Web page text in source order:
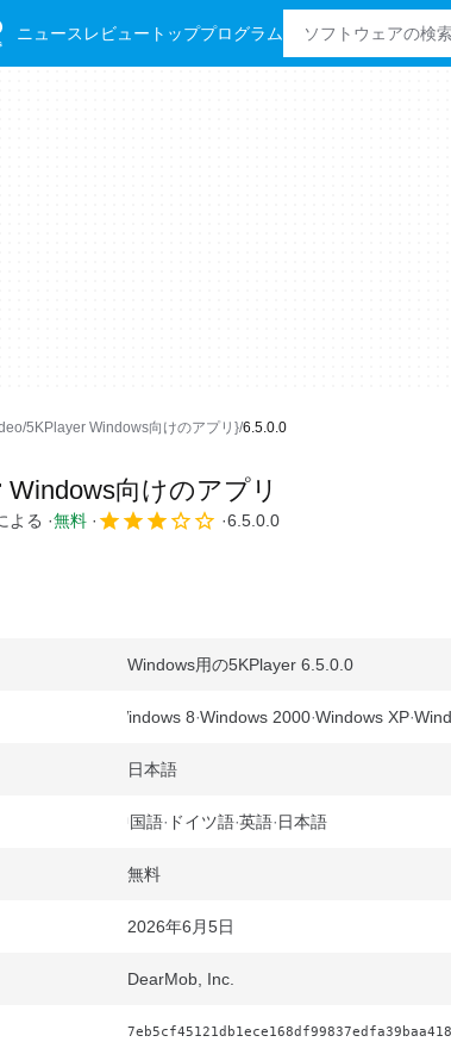
ニュース レビュー トッププログラム
5KPlayer Windows向けのアプリ} 6.5.0.0
Windows向けのアプリ
よる 無料 6.5.0.0
Windows用の5KPlayer 6.5.0.0
Windows 8 Windows 2000 Windows XP
日本語
中国語 ドイツ語 英語 日本語
無料
2026年6月5日
DearMob, Inc.